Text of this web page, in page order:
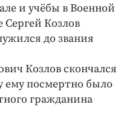
и учёбы в Военной
Козлов
до звания
Козлов скончался
ему посмертно было
гражданина